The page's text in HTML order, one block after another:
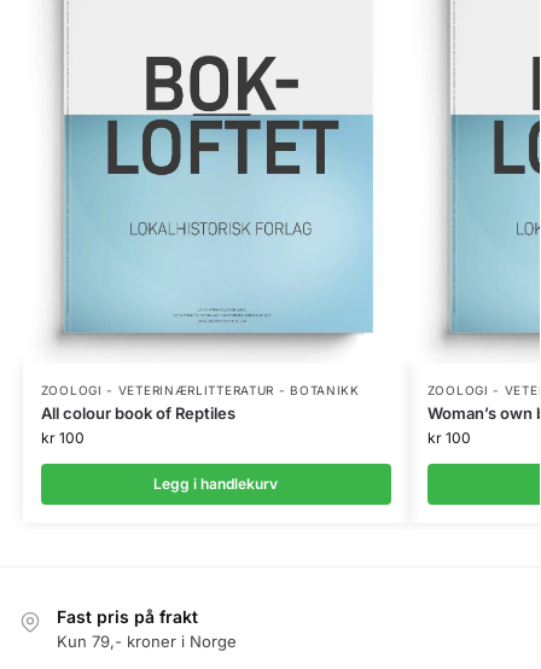
ZOOLOGI - VETERINÆRLITTERATUR - BOTANIKK
All colour book of Reptiles
kr100
Legg i handlekurv
ZOOLOGI -
Woman’s own
kr100
Fast pris på frakt
Kun 79,- kroner i Norge